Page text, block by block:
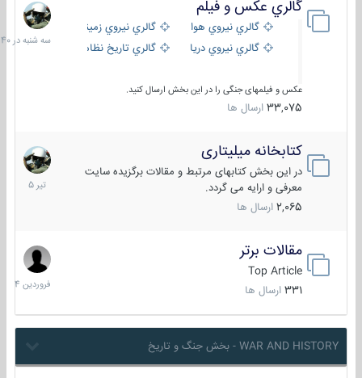
گالري عكس و فيلم
گالري نيروي هوايي
گالري نيروي زميني
گالري نيروي دريايي
گالري تاریخ نظامی
عکس و فیلمهای جنگی را در این بخش ارسال کنید.
33,075 ارسال ها
سه
شنبه
در
کتابخانه میلیتاری
در این بخش کتابهای مرتبط و مقالات برگزیده سایت
معرفی و ارایه می گردد.
2,065 ارسال ها
16
تیر
1405
مقالات برتر
Top Article
331 ارسال ها
29
فروردین
1404
WAR AND HISTORY - بخش جنگ و تاریخ